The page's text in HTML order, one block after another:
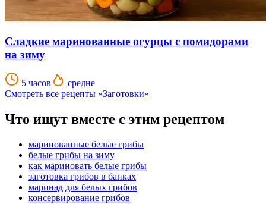
Сладкие маринованные огурцы с помидорами
на зиму
5 часов
средне
Смотреть все рецепты «Заготовки»
Что ищут вместе с этим рецептом
маринованные белые грибы
белые грибы на зиму
как мариновать белые грибы
заготовка грибов в банках
маринад для белых грибов
консервирование грибов